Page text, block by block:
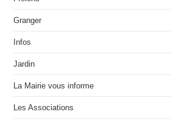
Granger
Infos
Jardin
La Mairie vous informe
Les Associations